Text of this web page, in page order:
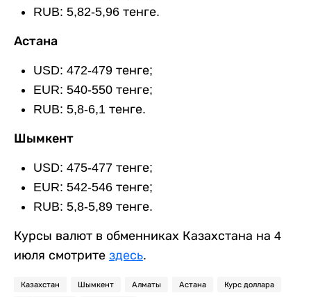
RUB: 5,82-5,96 тенге.
Астана
USD: 472-479 тенге;
EUR: 540-550 тенге;
RUB: 5,8-6,1 тенге.
Шымкент
USD: 475-477 тенге;
EUR: 542-546 тенге;
RUB: 5,8-5,89 тенге.
Курсы валют в обменниках Казахстана на 4
июля смотрите здесь.
Казахстан Шымкент Алматы Астана Курс доллара